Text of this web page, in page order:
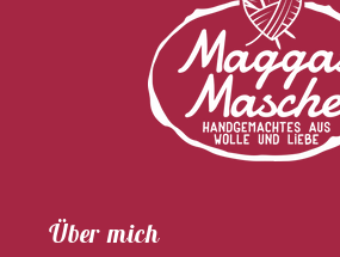
Über mich